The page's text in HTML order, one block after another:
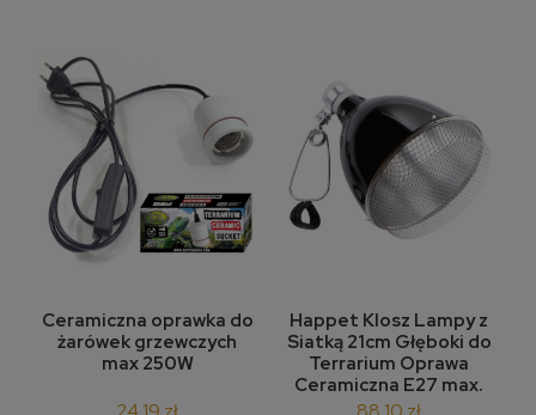
Ceramiczna oprawka do
żarówek grzewczych
max 250W
Happet Klosz Lampy z
Siatką 21cm Głęboki do
Terrarium Oprawa
Ceramiczna E27 max.
120W